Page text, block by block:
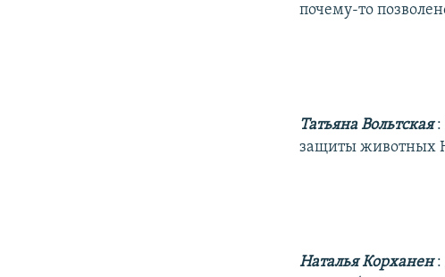
почему-то
Татьяна Вольтская:
защиты животных
Наталья Корханен: